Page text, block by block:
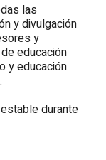
las
y divulgación
y
educación
y educación
durante